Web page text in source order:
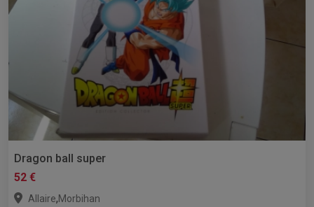
Dragon ball super
52 €
Allaire,Morbihan